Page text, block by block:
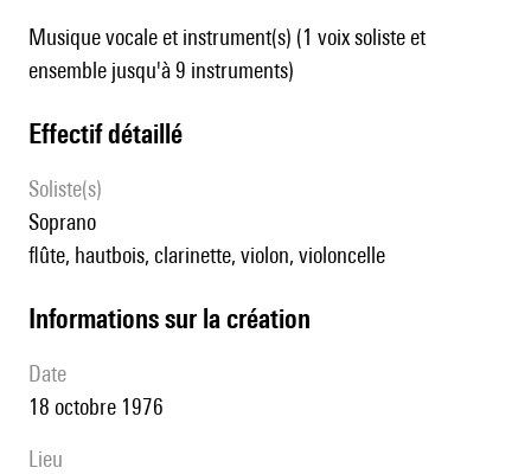
Musique vocale et instrument(s) (1 voix soliste et
ensemble jusqu'à 9 instruments)
effectif détaillé
Soliste(s)
soprano
flûte, hautbois, clarinette, violon, violoncelle
informations sur la création
date
18 octobre 1976
lieu